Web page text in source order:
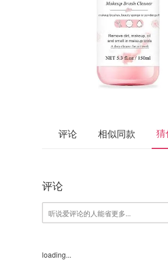
评论 相似同款 猜
评论
loading...